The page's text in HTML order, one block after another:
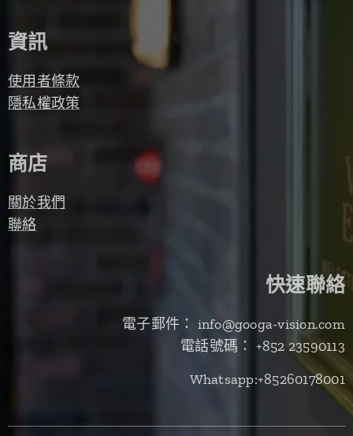
資訊
使用者條款
隱私權政策
商店
關於我們
聯絡
快速聯絡
電子郵件： info@googa-vision.com
電話號碼： +852 23590113
Whatsapp:+85260178001